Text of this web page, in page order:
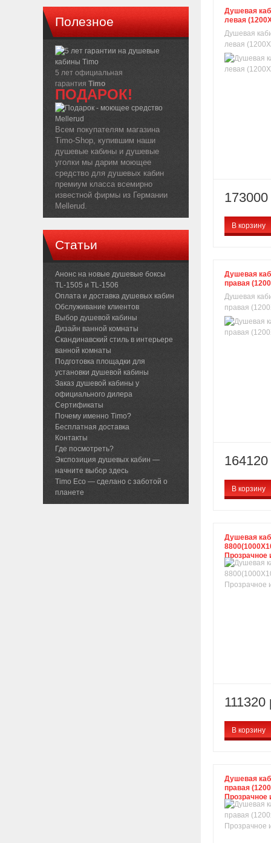
Душевая
левая
Душевая
левая
В корзину
Душевая
правая
Душевая
правая
В корзину
Душевая
Прозрачное
111320
В корзину
Душевая
правая
Прозрачное
Полезное
5 лет официальная
гарантия Timo
ПОДАРОК!
Всем покупателям магазина
Timo-Shop, купившим наши
душевые кабины и душевые
уголки мы дарим моющее
средство для душевых кабин
премиум класса всемирно
известной фирмы из Германии
Mellerud.
Статьи
Анонс на новые душевые боксы
TL-1505 и TL-1506
Оплата и доставка душевых кабин
Обслуживание клиентов
Выбор душевой кабины
Дизайн ванной комнаты
Скандинавский стиль в интерьере
ванной комнаты
Подготовка площадки для
установки душевой кабины
Заказ душевой кабины у
официального дилера
Сертификаты
Почему именно Timo?
Бесплатная доставка
Контакты
Где посмотреть?
Экспозиция душевых кабин —
начните выбор здесь
Timo Eco — сделано с заботой о
планете